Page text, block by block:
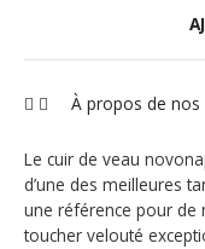
À propos de nos
Le cuir de veau
d’une des meilleures
une référence pour de
toucher velouté